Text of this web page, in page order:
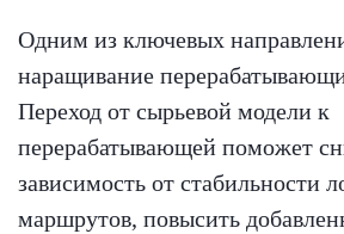
Одним из ключевых
наращивание
Переход от сырьевой модели к
перерабатывающей поможет
зависимость от стабильности
маршрутов, повысить